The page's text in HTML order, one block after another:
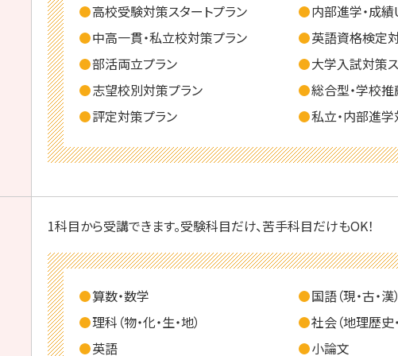
高校受験対策スタートプラン
内部進学・成
中高一貫・私立校対策プラン
英語資格検定
部活両立プラン
大学入試対策
志望校別対策プラン
総合型・学校
評定対策プラン
私立・内部進
1科目から受講できます。受験科目だけ、苦手科目だけもOK！
算数・数学
国語（現・古・漢）
理科（物・化・生・地）
社会（地理歴史
英語
小論文